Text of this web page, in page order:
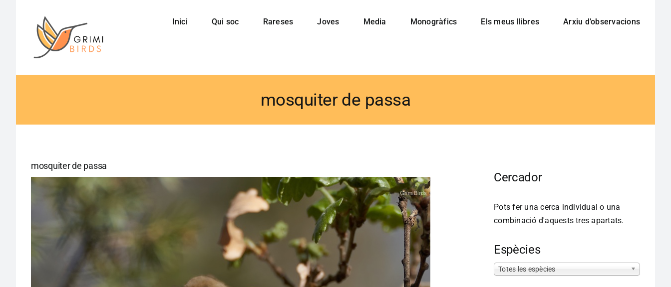
Inici Qui soc Rareses Joves Media Monogràfics Els meus llibres Arxiu d’observacions
mosquiter de passa
mosquiter de passa
Cercador
Pots fer una cerca individual o una
combinació d'aquests tres apartats.
Espècies
Totes les espècies